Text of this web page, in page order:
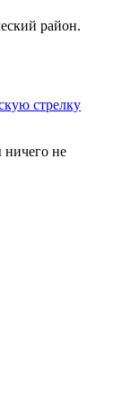
район.
стрелку
ничего не